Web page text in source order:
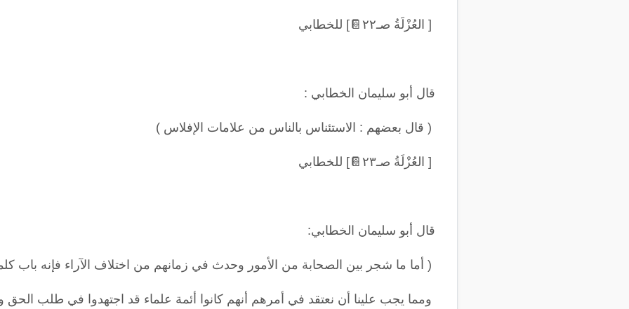
[ العُزْلَةُ صـ٢٢ 📔] للخطابي
قال أبو سليمان الخطابي :
( قال بعضهم : الاستئناس بالناس من علامات الإفلاس )
[ العُزْلَةُ صـ٢٣ 📔] للخطابي
قال أبو سليمان الخطابي:
( أما ما شجر بين الصحابة من الأمور وحدث في زمانهم من اختلاف الآراء فإنه باب
ومما يجب علينا أن نعتقد في أمرهم أنهم كانوا أئمة علماء قد اجتهدوا في طلب